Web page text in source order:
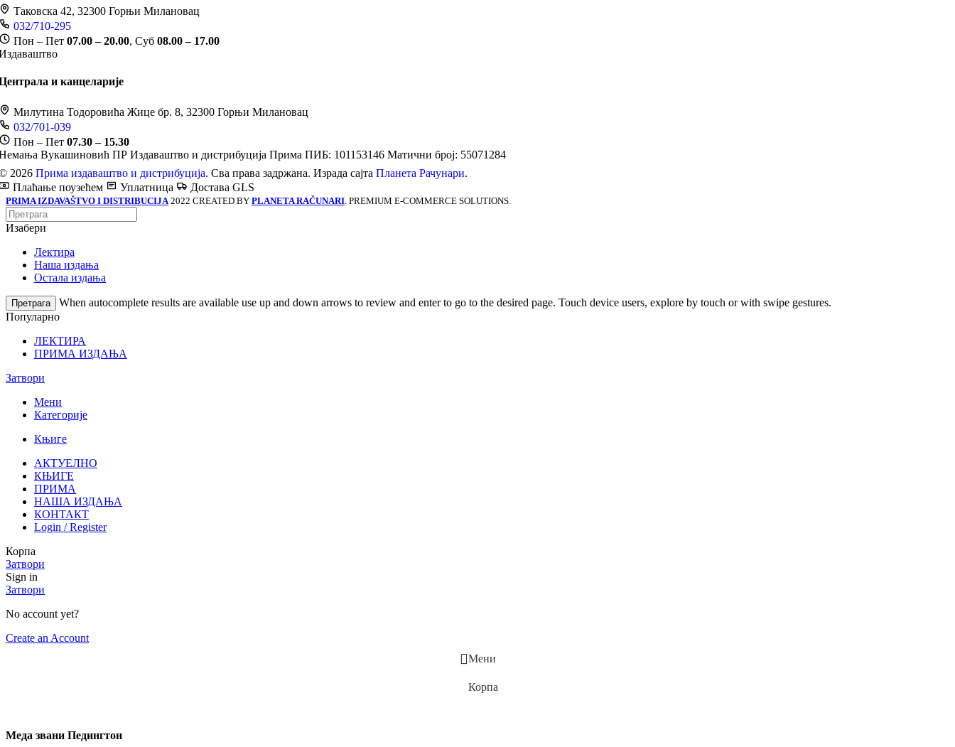
Таковска 42, 32300 Горњи Милановац
032/710-295
Пон – Пет 07.00 – 20.00, Суб 08.00 – 17.00
и канцеларије
Милутина Тодоровића Жице бр. 8, 32300 Горњи Милановац
032/701-039
Пон – Пет 07.30 – 15.30
Вукашиновић ПР Издаваштво и дистрибуција Прима ПИБ: 101153146 Матични број: 55071284
2026 Прима издаваштво и дистрибуција. Сва права задржана. Израда сајта Планета Рачунари.
Плаћање поузећем
Уплатница Достава GLS
PRIMA IZDAVAŠTVO I DISTRIBUCIJA 2022 CREATED BY PLANETA RAČUNARI . PREMIUM E-COMMERCE SOLUTIONS.
Изабери
Лектира
Наша издања
Остала издања
Претрага
When autocomplete results are available use up and down arrows to review and enter to go to the desired page. Touch device users, explore by touch or with swipe gestures.
Популарно
ЛЕКТИРА
ПРИМА ИЗДАЊА
Затвори
Мени
Категорије
Књиге
АКТУЕЛНО
КЊИГЕ
ПРИМА
НАША ИЗДАЊА
КОНТАКТ
Login / Register
Корпа
Затвори
Sign in
Затвори
No account yet?
Create an Account
Мени
Корпа
Меда звани Педингтон